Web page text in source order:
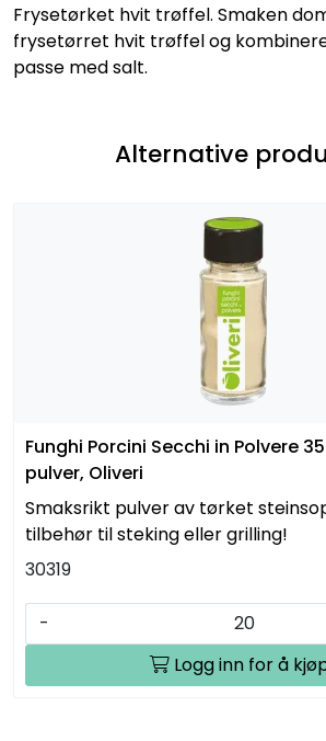
Frysetørket hvit trøffel. Smaken
frysetørret hvit trøffel og
passe med salt.
Alternative
Funghi Porcini Secchi in Polvere
pulver, Oliveri
Smaksrikt pulver av tørket
tilbehør til steking eller grilling!
30319
-
Logg inn for å